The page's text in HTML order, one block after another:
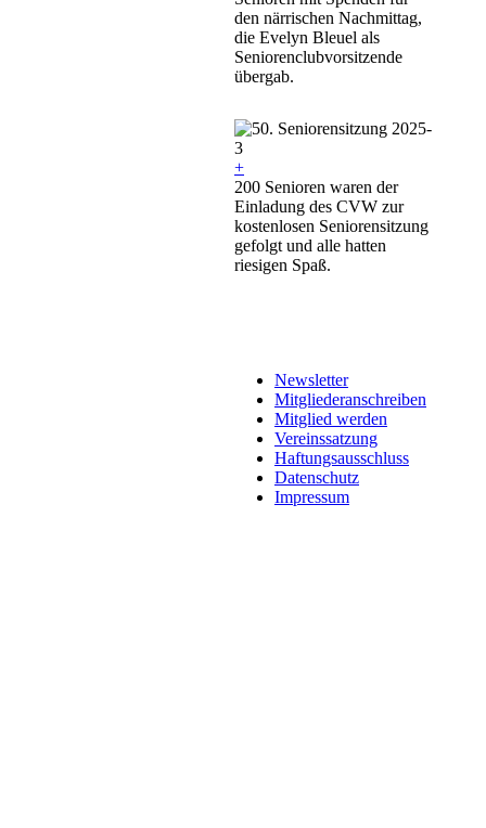
den närrischen Nachmittag,
die Evelyn Bleuel als
Seniorenclubvorsitzende
übergab.
+
200 Senioren waren der
Einladung des CVW zur
kostenlosen Seniorensitzung
gefolgt und alle hatten
riesigen Spaß.
Newsletter
Mitgliederanschreiben
Mitglied werden
Vereinssatzung
Haftungsausschluss
Datenschutz
Impressum